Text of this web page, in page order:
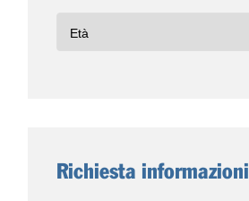
Richiesta informazioni